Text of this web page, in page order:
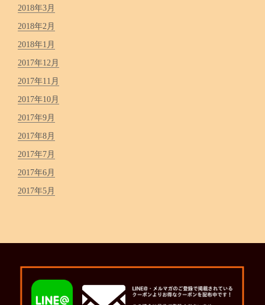
2018年3月
2018年2月
2018年1月
2017年12月
2017年11月
2017年10月
2017年9月
2017年8月
2017年7月
2017年6月
2017年5月